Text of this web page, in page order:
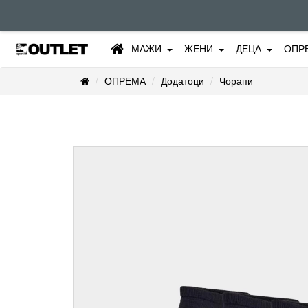
МАЖИ ЖЕНИ ДЕЦА
ОПРЕМА Додатоци Чорапи